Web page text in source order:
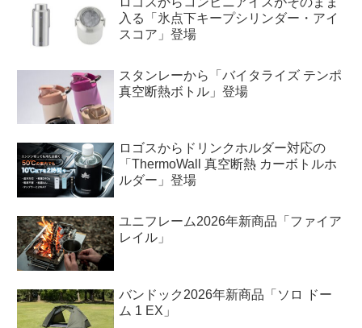
入る「氷点下キープシリンダー・アイ
スコア」登場
スタンレーから「バイタライズ テンポ
真空断熱ボトル」登場
ロゴスからドリンクホルダー対応の
「ThermoWall 真空断熱 カーボトルホ
ルダー」登場
ユニフレーム2026年新商品「ファイア
レイル」
バンドック2026年新商品「ソロ ドー
ム 1 EX」